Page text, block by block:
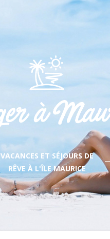
VACANCES ET SÉJOURS DE
RÊVE À L'ÎLE MAURICE